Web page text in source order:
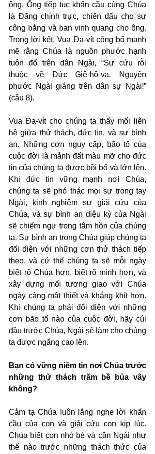
ông. Ông tiếp tục khẩn cầu cùng Chúa
là Đấng chính trực, chiến đấu cho sự
công bằng và ban vinh quang cho ông.
Trong lời kết, Vua Đa-vít công bố mạnh
mẽ rằng Chúa là nguồn phước hạnh
tuôn đổ trên dân Ngài, “Sự cứu rỗi
thuộc về Đức Giê-hô-va. Nguyện
phước Ngài giáng trên dân sự Ngài!”
(câu 8).
Vua Đa-vít cho chúng ta thấy mối liên
hệ giữa thử thách, đức tin, và sự bình
an. Những cơn nguy cấp, bão tố của
cuộc đời là mảnh đất màu mỡ cho đức
tin của chúng ta được bồi bổ và lớn lên.
Khi đức tin vững mạnh nơi Chúa,
chúng ta sẽ phó thác mọi sự trong tay
Ngài, kinh nghiệm sự giải cứu của
Chúa, và sự bình an diệu kỳ của Ngài
sẽ chiếm ngự trong tâm hồn của chúng
ta. Sự bình an trong Chúa giúp chúng ta
đối diện với những cơn thử thách tiếp
theo, và cứ thế chúng ta sẽ mỗi ngày
biết rõ Chúa hơn, biết rõ mình hơn, và
xây dựng mối tương giao với Chúa
ngày càng mật thiết và khắng khít hơn.
Khi chúng ta phải đối diện với những
cơn bão tố nào của cuộc đời, hãy cúi
đầu trước Chúa, Ngài sẽ làm cho chúng
ta được ngẩng cao lên.
Bạn có vững niềm tin nơi Chúa trước
những thử thách trăm bề bủa vây
không?
Cảm tạ Chúa luôn lắng nghe lời khẩn
cầu của con và giải cứu con kịp lúc.
Chúa biết con nhỏ bé và cần Ngài như
thế nào trước những thách thức của